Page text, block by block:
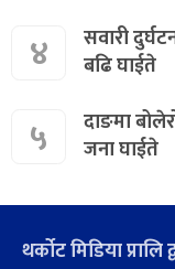
४
सवारी
बढि घाईते
५
दाङमा
जना घाईते
थर्कोट मिडिया प्रालि